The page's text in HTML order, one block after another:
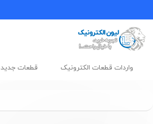
واردات قطعات الکترونیک قطعات جدید